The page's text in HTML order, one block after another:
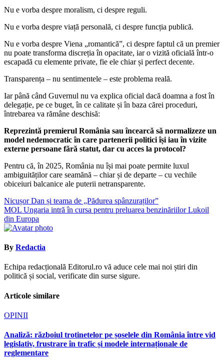
Nu e vorba despre moralism, ci despre reguli.
Nu e vorba despre viață personală, ci despre funcția publică.
Nu e vorba despre Viena „romantică”, ci despre faptul că un premier
nu poate transforma discreția în opacitate, iar o vizită oficială într-o
escapadă cu elemente private, fie ele chiar și perfect decente.
Transparența – nu sentimentele – este problema reală.
Iar până când Guvernul nu va explica oficial dacă doamna a fost în
delegație, pe ce buget, în ce calitate și în baza cărei proceduri,
întrebarea va rămâne deschisă:
Reprezintă premierul România sau încearcă să normalizeze un
model nedemocratic în care partenerii politici își iau în vizite
externe persoane fără statut, dar cu acces la protocol?
Pentru că, în 2025, România nu își mai poate permite luxul
ambiguităților care seamănă – chiar și de departe – cu vechile
obiceiuri balcanice ale puterii netransparente.
Navigare
în
articole
Nicușor Dan și teama de „Pădurea spânzuraților”
MOL Ungaria intră în cursa pentru preluarea benzinăriilor Lukoil
din Europa
By Redactia
Echipa redacțională Editorul.ro vă aduce cele mai noi știri din
politică și social, verificate din surse sigure.
Articole similare
OPINII
Analiză: războiul trotinetelor pe șoselele din România între vid
legislativ, frustrare în trafic și modele internaționale de
reglementare